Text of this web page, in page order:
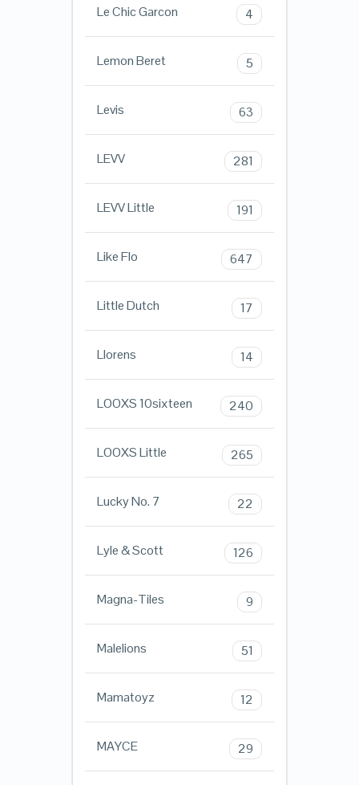
Le Chic Garcon 4
Lemon Beret 5
Levis 63
LEVV 281
LEVV Little 191
Like Flo 647
Little Dutch 17
Llorens 14
LOOXS 10sixteen 240
LOOXS Little 265
Lucky No. 7 22
Lyle & Scott 126
Magna-Tiles 9
Malelions 51
Mamatoyz 12
MAYCE 29